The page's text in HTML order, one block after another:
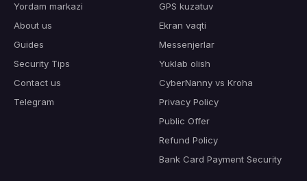
Yordam markazi
About us
Guides
Security Tips
Contact us
Telegram
GPS kuzatuv
Ekran vaqti
Messenjerlar
Yuklab olish
CyberNanny vs Kroha
Privacy Policy
Public Offer
Refund Policy
Bank Card Payment Security